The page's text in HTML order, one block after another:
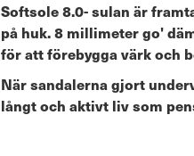
Softsole 8.0- sulan är
på huk.8 millimeter go'
för att förebygga värk och
När sandalerna gjort
långt och aktivt liv som